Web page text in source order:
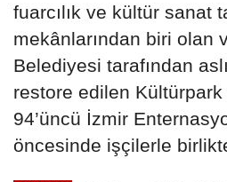
fuarcılık ve kültür sanat
mekânlarından biri olan
Belediyesi tarafından
restore edilen Kültürpark
94’üncü İzmir
öncesinde işçilerle